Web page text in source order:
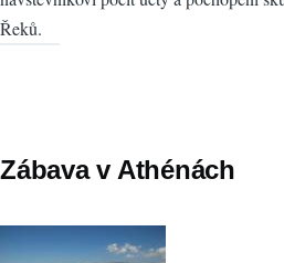
Řeků.
Zábava v Athénách